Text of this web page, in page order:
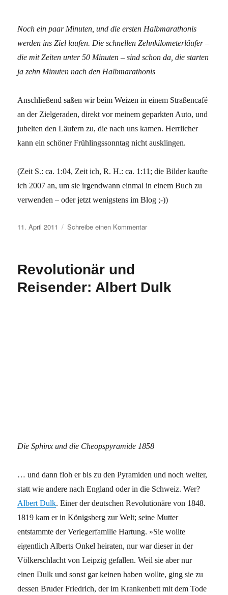
Noch ein paar Minuten, und die ersten Halbmarathonis
werden ins Ziel laufen. Die schnellen Zehnkilometerläufer –
die mit Zeiten unter 50 Minuten – sind schon da, die starten
ja zehn Minuten nach den Halbmarathonis
Anschließend saßen wir beim Weizen in einem Straßencafé
an der Zielgeraden, direkt vor meinem geparkten Auto, und
jubelten den Läufern zu, die nach uns kamen. Herrlicher
kann ein schöner Frühlingssonntag nicht ausklingen.
(Zeit S.: ca. 1:04, Zeit ich, R. H.: ca. 1:11; die Bilder kaufte
ich 2007 an, um sie irgendwann einmal in einem Buch zu
verwenden – oder jetzt wenigstens im Blog ;-))
Veröffentlicht
11. April 2011 Schreibe einen Kommentarzu
Revolutionär und
Reisender: Albert Dulk
Die Sphinx und die Cheopspyramide 1858
… und dann floh er bis zu den Pyramiden und noch weiter,
statt wie andere nach England oder in die Schweiz. Wer?
Albert Dulk. Einer der deutschen Revolutionäre von 1848.
1819 kam er in Königsberg zur Welt; seine Mutter
entstammte der Verlegerfamilie Hartung. »Sie wollte
eigentlich Alberts Onkel heiraten, nur war dieser in der
Völkerschlacht von Leipzig gefallen. Weil sie aber nur
einen Dulk und sonst gar keinen haben wollte, ging sie zu
dessen Bruder Friedrich, der im Krankenbett mit dem Tode